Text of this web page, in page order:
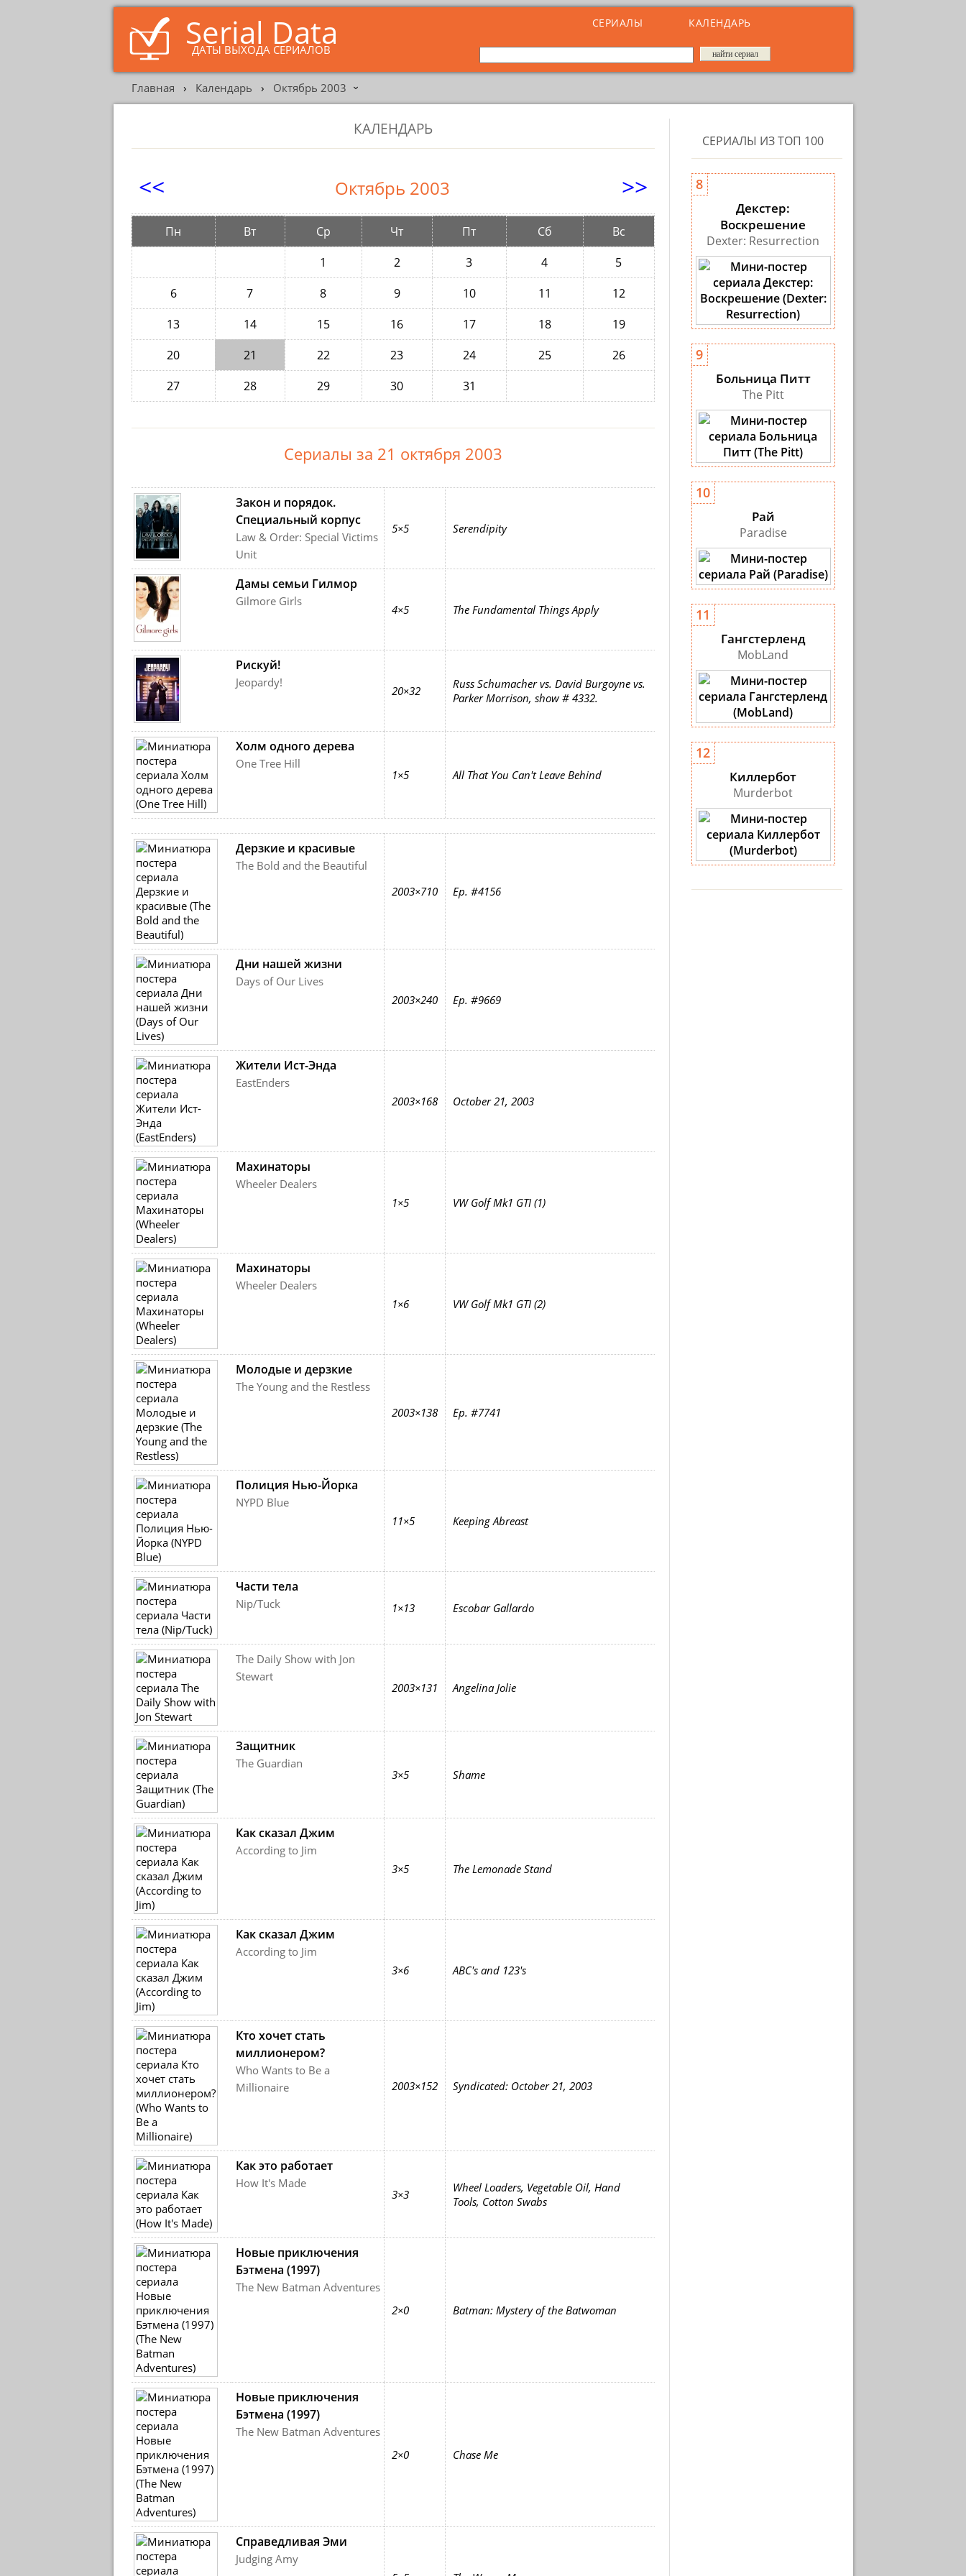
Serial Data
ДАТЫ ВЫХОДА СЕРИАЛОВ
СЕРИАЛЫ КАЛЕНДАРЬ
Главная › Календарь › Октябрь 2003 ›
КАЛЕНДАРЬ
<< Октябрь 2003 >>
Пн Вт Ср Чт Пт Сб
Вс
1
2 3 4
5
6
7 8 9 10 11
12
13
14 15 16 17 18
19
20
21 22 23 24 25
26
27
28 29 30 31
Сериалы за 21 октября 2003
Закон и порядок.
Специальный корпус
Law & Order: Special Victims
Unit
5×5 Serendipity
Дамы семьи Гилмор
Gilmore Girls
4×5 The Fundamental Things Apply
Рискуй!
Jeopardy!
20×32
Russ Schumacher vs. David Burgoyne vs.
Parker Morrison, show # 4332.
Холм одного дерева
One Tree Hill
1×5
All That You Can't Leave Behind
Дерзкие и красивые
The Bold and the Beautiful
2003×710
Ep. #4156
Дни нашей жизни
Days of Our Lives
2003×240
Ep. #9669
Жители Ист-Энда
EastEnders
2003×168
October 21, 2003
Махинаторы
Wheeler Dealers
1×5
VW Golf Mk1 GTI (1)
Махинаторы
Wheeler Dealers
1×6
VW Golf Mk1 GTI (2)
Молодые и дерзкие
The Young and the Restless
2003×138
Ep. #7741
Полиция Нью-Йорка
NYPD Blue
11×5
Keeping Abreast
Части тела
Nip/Tuck 1×13 Escobar Gallardo
The Daily Show with Jon
Stewart
2003×131
Angelina Jolie
Защитник
The Guardian
3×5
Shame
Как сказал Джим
According to Jim
3×5
The Lemonade Stand
Как сказал Джим
According to Jim
3×6
ABC's and 123's
Кто хочет стать
миллионером?
Who Wants to Be a
Millionaire
2003×152 Syndicated: October 21, 2003
Как это работает
How It's Made
3×3
Wheel Loaders, Vegetable Oil, Hand
Tools, Cotton Swabs
Новые приключения
Бэтмена (1997)
The New Batman Adventures
2×0
Batman: Mystery of the Batwoman
Новые приключения
Бэтмена (1997)
The New Batman Adventures
2×0
Chase Me
Справедливая Эми
Judging Amy
СЕРИАЛЫ ИЗ ТОП 100
8
Декстер:
Воскрешение
Dexter: Resurrection
9
Больница Питт
The Pitt
10
Рай
Paradise
11
Гангстерленд
MobLand
12
Киллербот
Murderbot